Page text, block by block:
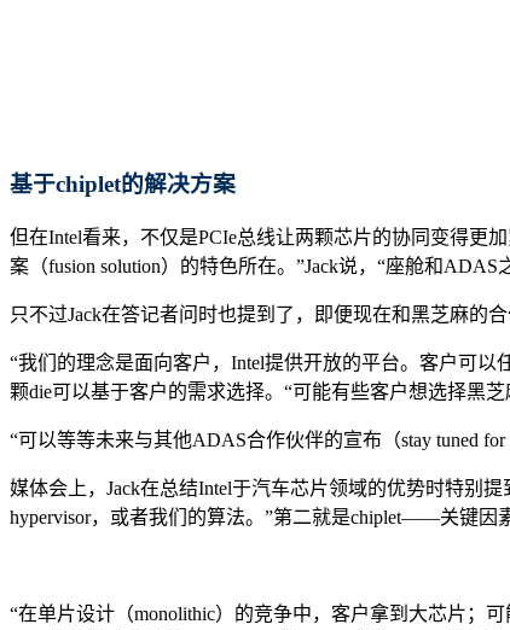
基于chiplet的解决方案
但在Intel看来，不仅是PCIe总线让两颗芯片的协同变得更
案（fusion solution）的特色所在。”Jack说，“座舱和
只不过Jack在答记者问时也提到了，即便现在和黑芝麻的
“我们的理念是面向客户，Intel提供开放的平台。客户可
颗die可以基于客户的需求选择。“可能有些客户想选择黑
“可以等等未来与其他ADAS合作伙伴的宣布（stay tuned for
媒体会上，Jack在总结Intel于汽车芯片领域的优势时特别
hypervisor，或者我们的算法。”第二就是chiplet——关键因
“在单片设计（monolithic）的竞争中，客户拿到大芯片；